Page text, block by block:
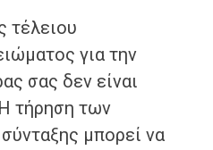
τέλειου
για την
σας δεν είναι
τήρηση των
μπορεί να